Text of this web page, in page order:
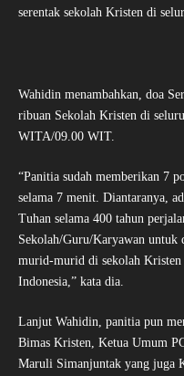
serentak sekolah Kristen di
Wahidin menambahkan, doa
ribuan Sekolah Kristen di
WITA/09.00 WIT.
“Panitia sudah memberikan 7
selama 7 menit. Diantaranya,
Tuhan selama 400 tahun
Sekolah/Guru/Karyawan untuk
murid-murid di sekolah Kristen
Indonesia,” kata dia.
Lanjut Wahidin, panitia pun
Bimas Kristen, Ketua Umum
Maruli Simanjuntak yang juga